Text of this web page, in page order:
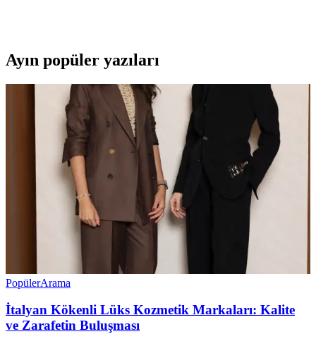
Ayın popüler yazıları
PopülerArama
İtalyan Kökenli Lüks Kozmetik Markaları: Kalite
ve Zarafetin Buluşması